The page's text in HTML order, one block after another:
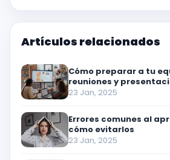
Artículos relacionados
Cómo preparar a tu
reuniones y
23 Jan, 2025
Errores comunes al
cómo evitarlos
23 Jan, 2025